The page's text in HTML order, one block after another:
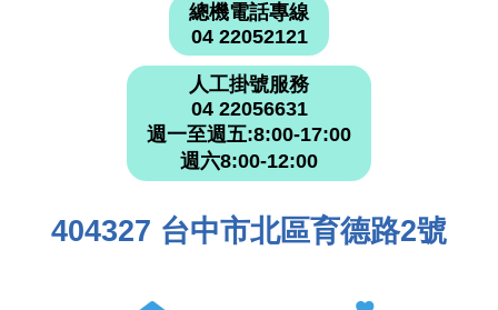
總機電話專線
04 22052121
人工掛號服務
04 22056631
週一至週五:8:00-17:00
週六8:00-12:00
404327 台中市北區育德路2號